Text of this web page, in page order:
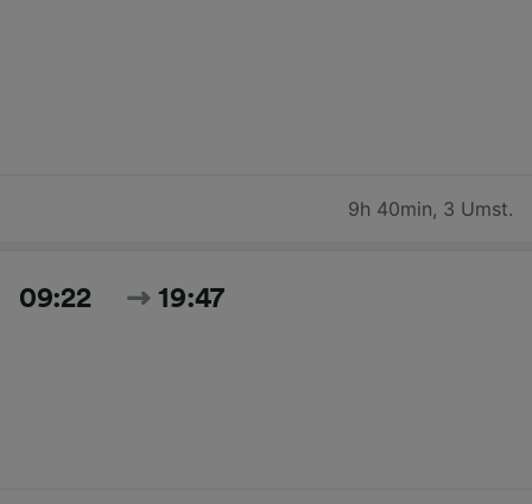
9h 40min, 3 Umst.
09:22 19:47